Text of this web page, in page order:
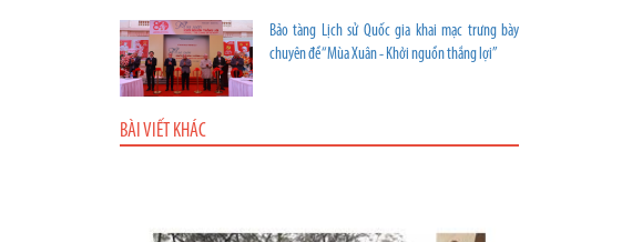
Bảo tàng Lịch sử Quốc gia khai mạc trưng bày
chuyên đề “Mùa Xuân - Khởi nguồn thắng lợi”
BÀI VIẾT KHÁC